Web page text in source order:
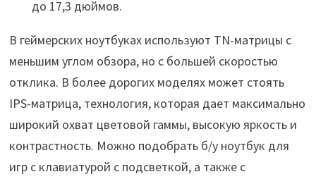
до 17,3 дюймов.
В геймерских ноутбуках используют TN-матрицы с
меньшим углом обзора, но с большей скоростью
отклика. В более дорогих моделях может стоять
IPS-матрица, технология, которая дает максимально
широкий охват цветовой гаммы, высокую яркость и
контрастность. Можно подобрать б/у ноутбук для
игр с клавиатурой с подсветкой, а также с